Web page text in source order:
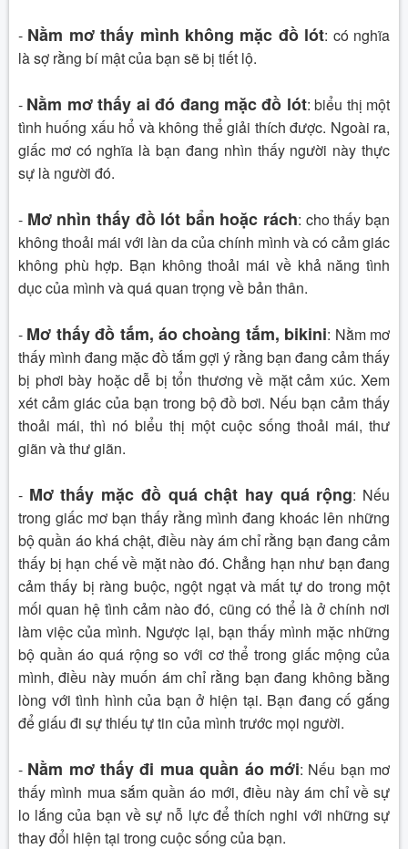
- Nằm mơ thấy mình không mặc đồ lót: có nghĩa
là sợ rằng bí mật của bạn sẽ bị tiết lộ.
- Nằm mơ thấy ai đó đang mặc đồ lót: biểu thị một
tình huống xấu hổ và không thể giải thích được. Ngoài ra,
giấc mơ có nghĩa là bạn đang nhìn thấy người này thực
sự là người đó.
- Mơ nhìn thấy đồ lót bẩn hoặc rách: cho thấy bạn
không thoải mái với làn da của chính mình và có cảm giác
không phù hợp. Bạn không thoải mái về khả năng tình
dục của mình và quá quan trọng về bản thân.
- Mơ thấy đồ tắm, áo choàng tắm, bikini: Nằm mơ
thấy mình đang mặc đồ tắm gợi ý rằng bạn đang cảm thấy
bị phơi bày hoặc dễ bị tổn thương về mặt cảm xúc. Xem
xét cảm giác của bạn trong bộ đồ bơi. Nếu bạn cảm thấy
thoải mái, thì nó biểu thị một cuộc sống thoải mái, thư
giãn và thư giãn.
- Mơ thấy mặc đồ quá chật hay quá rộng: Nếu
trong giấc mơ bạn thấy rằng mình đang khoác lên những
bộ quần áo khá chật, điều này ám chỉ rằng bạn đang cảm
thấy bị hạn chế về mặt nào đó. Chẳng hạn như bạn đang
cảm thấy bị ràng buộc, ngột ngạt và mất tự do trong một
mối quan hệ tình cảm nào đó, cũng có thể là ở chính nơi
làm việc của mình. Ngược lại, bạn thấy mình mặc những
bộ quần áo quá rộng so với cơ thể trong giấc mộng của
mình, điều này muốn ám chỉ rằng bạn đang không bằng
lòng với tình hình của bạn ở hiện tại. Bạn đang cố gắng
để giấu đi sự thiếu tự tin của mình trước mọi người.
- Nằm mơ thấy đi mua quần áo mới: Nếu bạn mơ
thấy mình mua sắm quần áo mới, điều này ám chỉ về sự
lo lắng của bạn về sự nỗ lực để thích nghi với những sự
thay đổi hiện tại trong cuộc sống của bạn.